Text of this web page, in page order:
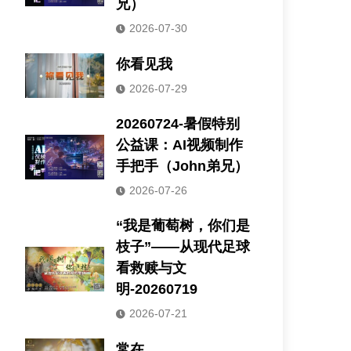
兄）
2026-07-30
你看见我
2026-07-29
20260724-暑假特别
公益课：AI视频制作
手把手（John弟兄）
2026-07-26
“我是葡萄树，你们是
枝子”——从现代足球
看救赎与文
明-20260719
2026-07-21